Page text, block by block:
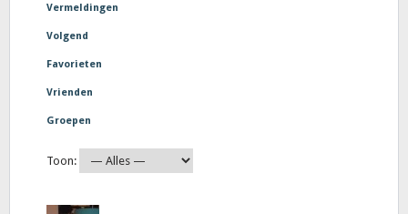
Vermeldingen
Volgend
Favorieten
Vrienden
Groepen
Toon: